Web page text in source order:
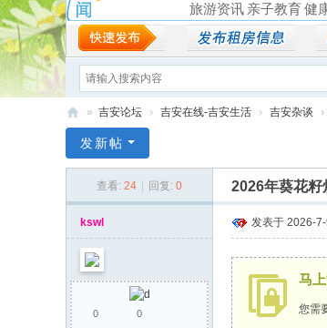
旅游资讯 亲子教育 健
安
» 吉安论坛 › 吉安在线-吉安生活 › 吉安杂谈 ›
发新帖
查看: 24 回复: 0 2026年葵花籽
kswl
0 0
发表于 2026-
马
您需